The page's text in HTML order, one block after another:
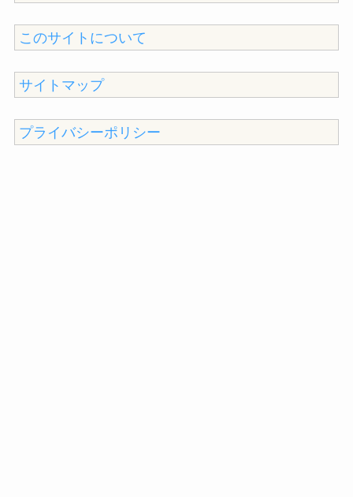
このサイトについて
サイトマップ
プライバシーポリシー